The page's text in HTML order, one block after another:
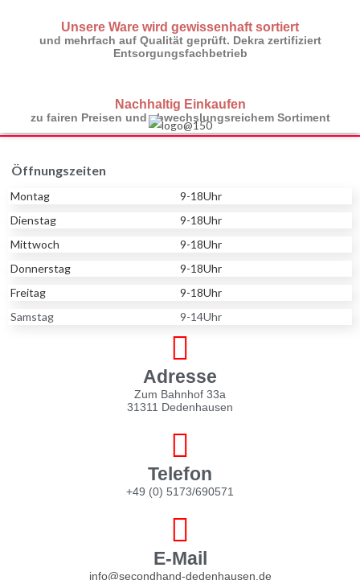
Unsere Ware wird gewissenhaft sortiert
und mehrfach auf Qualität geprüft. Dekra zertifiziert
Entsorgungsfachbetrieb
Nachhaltig Einkaufen
zu fairen Preisen und abwechslungsreichem Sortiment
Öffnungszeiten
Montag
9-18Uhr
Dienstag
9-18Uhr
Mittwoch
9-18Uhr
Donnerstag
9-18Uhr
Freitag
9-18Uhr
Samstag
9-14Uhr
Adresse
Zum Bahnhof 33a
31311 Dedenhausen
Telefon
+49 (0) 5173/690571
E-Mail
info@secondhand-dedenhausen.de